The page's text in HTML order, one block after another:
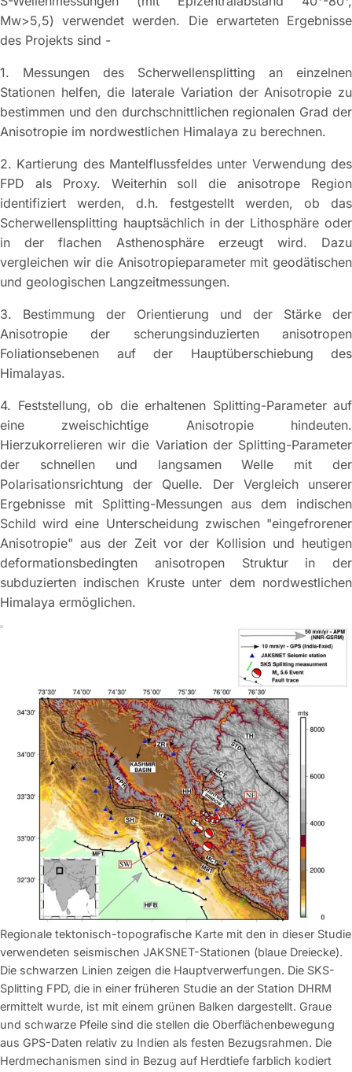
Mw>5,5) verwendet werden. Die erwarteten Ergebnisse
des Projekts sind -
1. Messungen des Scherwellensplitting an einzelnen
Stationen helfen, die laterale Variation der Anisotropie zu
bestimmen und den durchschnittlichen regionalen Grad der
Anisotropie im nordwestlichen Himalaya zu berechnen.
2. Kartierung des Mantelflussfeldes unter Verwendung des
FPD als Proxy. Weiterhin soll die anisotrope Region
identifiziert werden, d.h. festgestellt werden, ob das
Scherwellensplitting hauptsächlich in der Lithosphäre oder
in der flachen Asthenosphäre erzeugt wird. Dazu
vergleichen wir die Anisotropieparameter mit geodätischen
und geologischen Langzeitmessungen.
3. Bestimmung der Orientierung und der Stärke der
Anisotropie der scherungsinduzierten anisotropen
Foliationsebenen auf der Hauptüberschiebung des
Himalayas.
4. Feststellung, ob die erhaltenen Splitting-Parameter auf
eine zweischichtige Anisotropie hindeuten.
Hierzukorrelieren wir die Variation der Splitting-Parameter
der schnellen und langsamen Welle mit der
Polarisationsrichtung der Quelle. Der Vergleich unserer
Ergebnisse mit Splitting-Messungen aus dem indischen
Schild wird eine Unterscheidung zwischen "eingefrorener
Anisotropie" aus der Zeit vor der Kollision und heutigen
deformationsbedingten anisotropen Struktur in der
subduzierten indischen Kruste unter dem nordwestlichen
Himalaya ermöglichen.
Regionale tektonisch-topografische Karte mit den in dieser Studie
verwendeten seismischen JAKSNET-Stationen (blaue Dreiecke).
Die schwarzen Linien zeigen die Hauptverwerfungen. Die SKS-
Splitting FPD, die in einer früheren Studie an der Station DHRM
ermittelt wurde, ist mit einem grünen Balken dargestellt. Graue
und schwarze Pfeile sind die stellen die Oberflächenbewegung
aus GPS-Daten relativ zu Indien als festen Bezugsrahmen. Die
Herdmechanismen sind in Bezug auf Herdtiefe farblich kodiert